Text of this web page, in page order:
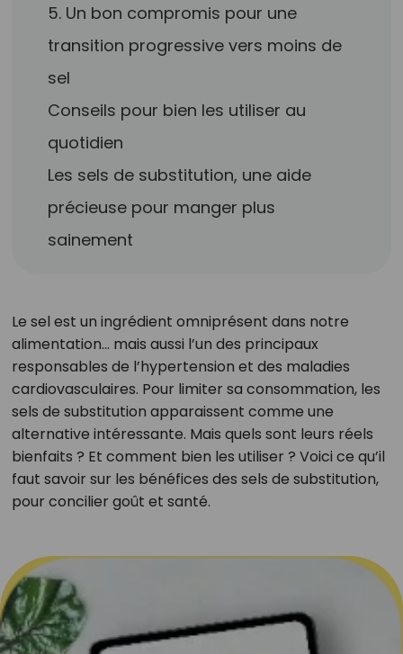
5. Un bon compromis pour une
transition progressive vers moins de
sel
Conseils pour bien les utiliser au
quotidien
Les sels de substitution, une aide
précieuse pour manger plus
sainement
Le sel est un ingrédient omniprésent dans notre
alimentation… mais aussi l’un des principaux
responsables de l’hypertension et des maladies
cardiovasculaires. Pour limiter sa consommation, les
sels de substitution apparaissent comme une
alternative intéressante. Mais quels sont leurs réels
bienfaits ? Et comment bien les utiliser ? Voici ce qu’il
faut savoir sur les bénéfices des sels de substitution,
pour concilier goût et santé.